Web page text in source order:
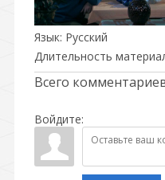
Язык: Русский
Длительность
Всего
Войдите: